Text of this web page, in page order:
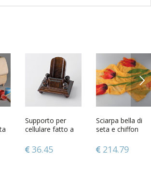
Supporto per
cellulare fatto a
Portacellulare di
legno naturale
36.45
Sciarpa bella di
seta e chiffon
accessorio da
donna originale
214.79
NEXT
Ciondolo in argilla
polimerica collana
accessorio da
donna
96.48
Collana e
orecchini fatti a
gioielli accessori
da donna
125.35